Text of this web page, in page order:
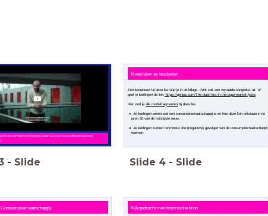
de samenwerking met Daan & Joost voor dit lesmateriaal
- Slide
Materialen en lesdoelen
Een lesopbouw bij deze les vind je in de bijlage. Print zelf een vertaalde songtekst uit, of
geef je leerlingen de link: https://genius.com/The-clash-lost-in-the-supermarket-lyrics
Hier vind jealle mediafragmenten bij deze les.
Je leerlingen weten wat een consumptiemaatschappij is en hoe deze kon ontstaan in de
jaren 60 van de twintigste eeuw.
Je leerlingen kunnen tenminste drie (negatieve) gevolgen van de consumptiemaatschappij
noemen.
Slide 4 - Slide
Kijkopdracht met historische bron